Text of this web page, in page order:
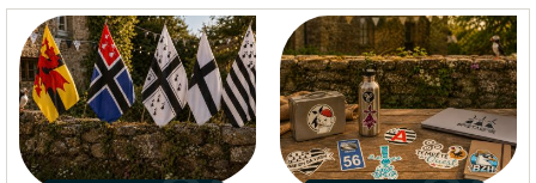
d’autocollants et stickers sur le thème de la Bretagne, vous
trouverez tous les accessoires bretons et objets de
décoration pour proclamer votre amour de cette belle
région !